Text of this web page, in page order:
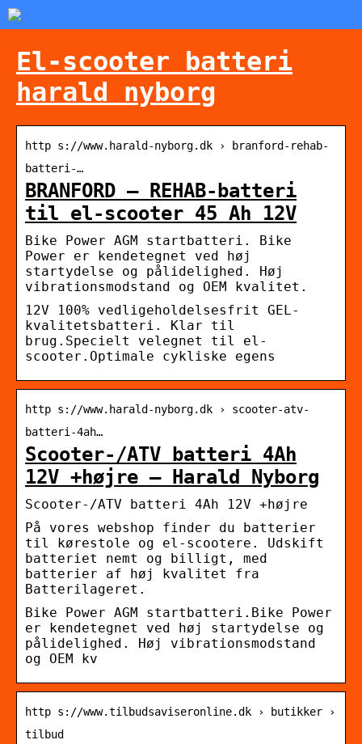
El-scooter batteri
harald nyborg
http s://www.harald-nyborg.dk › branford-rehab-
batteri-…
BRANFORD – REHAB-batteri
til el-scooter 45 Ah 12V
Bike Power AGM startbatteri. Bike
Power er kendetegnet ved høj
startydelse og pålidelighed. Høj
vibrationsmodstand og OEM kvalitet.
12V 100% vedligeholdelsesfrit GEL-
kvalitetsbatteri. Klar til
brug.Specielt velegnet til el-
scooter.Optimale cykliske egens
http s://www.harald-nyborg.dk › scooter-atv-
batteri-4ah…
Scooter-/ATV batteri 4Ah
12V +højre – Harald Nyborg
Scooter-/ATV batteri 4Ah 12V +højre
På vores webshop finder du batterier
til kørestole og el-scootere. Udskift
batteriet nemt og billigt, med
batterier af høj kvalitet fra
Batterilageret.
Bike Power AGM startbatteri.Bike Power
er kendetegnet ved høj startydelse og
pålidelighed. Høj vibrationsmodstand
og OEM kv
http s://www.tilbudsaviseronline.dk › butikker ›
tilbud